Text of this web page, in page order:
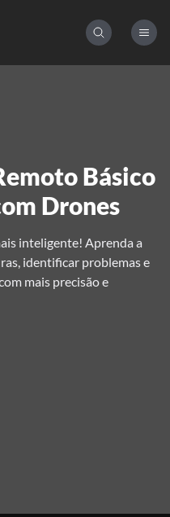
Básico
Drones
inteligente! Aprenda a
identificar problemas e
mais precisão e